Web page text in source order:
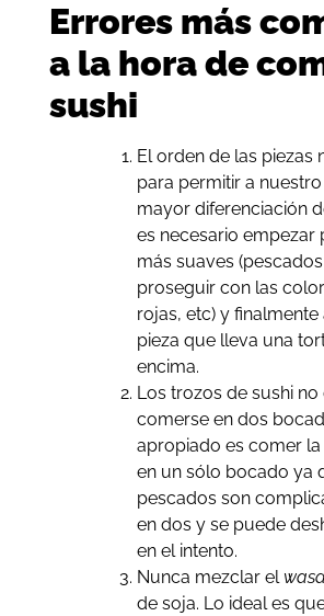
Errores más
a la hora de
sushi
El orden de las piezas
para permitir a
mayor diferenciación
es necesario empezar
más suaves
proseguir con las
rojas, etc) y
pieza que lleva una
encima.
Los trozos de sushi no
comerse en dos
apropiado es comer la
en un sólo bocado ya
pescados son
en dos y se puede
en el intento.
Nunca mezclar el
de soja. Lo ideal es